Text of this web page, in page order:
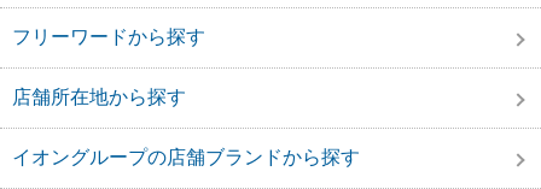
フリーワードから探す
店舗所在地から探す
イオングループの店舗ブランドから探す